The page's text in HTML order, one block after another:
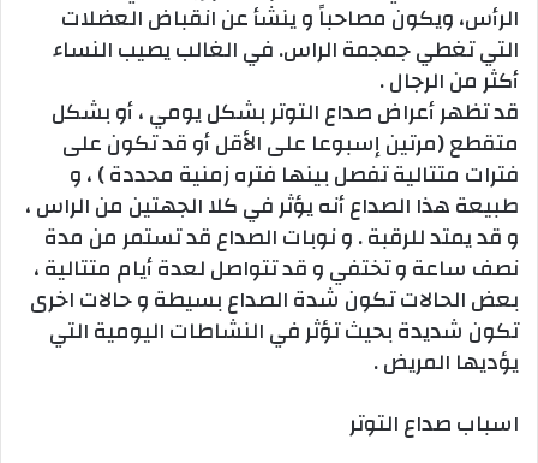
الرأس، ويكون مصاحباً و ينشأ عن انقباض العضلات
التي تغطي جمجمة الراس. في الغالب يصيب النساء
أكثر من الرجال .
قد تظهر أعراض صداع التوتر بشكل يومي ، أو بشكل
متقطع (مرتين إسبوعا على الأقل أو قد تكون على
فترات متتالية تفصل بينها فتره زمنية محددة ) ، و
طبيعة هذا الصداع أنه يؤثر في كلا الجهتين من الراس ،
و قد يمتد للرقبة . و نوبات الصداع قد تستمر من مدة
نصف ساعة و تختفي و قد تتواصل لعدة أيام متتالية ،
بعض الحالات تكون شدة الصداع بسيطة و حالات اخرى
تكون شديدة بحيث تؤثر في النشاطات اليومية التي
يؤديها المريض .
اسباب صداع التوتر